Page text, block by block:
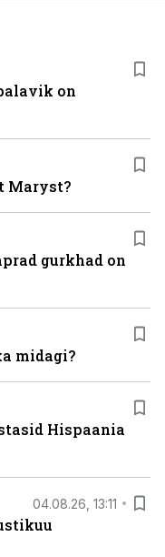
on
Maryst?
gurkhad on
midagi?
Hispaania
04.08.26, 13:11